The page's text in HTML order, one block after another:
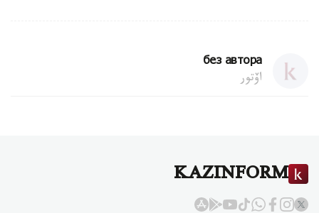
без автора
اۆتور
KAZINFORM